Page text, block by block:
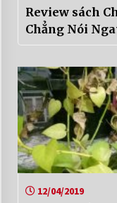
Review sách
Chẳng Nói
12/04/2019